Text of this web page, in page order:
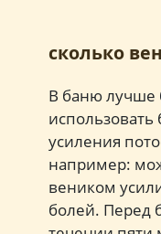
сколько
В баню лучше
усиления
например:
веником
болей. Перед